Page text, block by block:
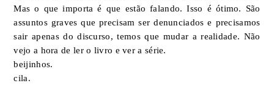
Mas o que importa é que estão falando. Isso é ótimo. São
assuntos graves que precisam ser denunciados e precisamos
sair apenas do discurso, temos que mudar a realidade. Não
vejo a hora de ler o livro e ver a série.
beijinhos.
cila.